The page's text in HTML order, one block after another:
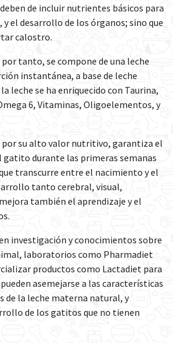
de incluir nutrientes básicos para
el desarrollo de los órganos; sino que
calostro.
tanto, se compone de una leche
instantánea, a base de leche
leche se ha enriquecido con Taurina,
6, Vitaminas, Oligoelementos, y
por su alto valor nutritivo, garantiza el
durante las primeras semanas
transcurre entre el nacimiento y el
tanto cerebral, visual,
también el aprendizaje y el
investigación y conocimientos sobre
laboratorios como Pharmadiet
productos como Lactadiet para
asemejarse a las características
de la leche materna natural, y
de los gatitos que no tienen